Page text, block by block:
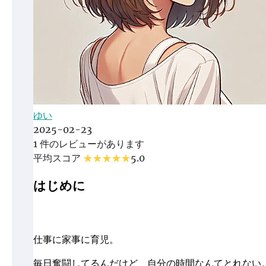
ゆい
2025-02-23
1 件のレビューがあります
平均スコア
5.0
はじめに
仕事に家事に育児。
毎日奮闘してるんだけど、自分の時間なんてとれない